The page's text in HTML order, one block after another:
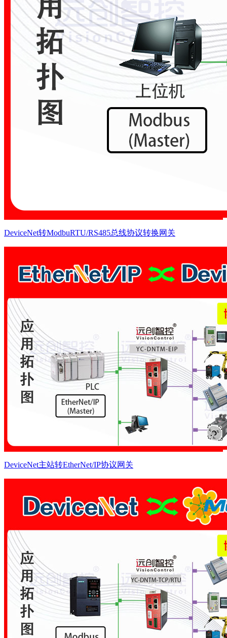
DeviceNet转ModbuRTU/RS485总线协议转换网关
DeviceNet主站转EtherNet/IP协议网关